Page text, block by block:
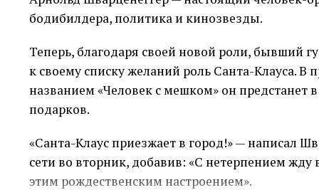
бодибилдера, политика и кинозвезды.
Теперь, благодаря своей новой роли, бывший
к своему списку желаний роль Санта-Клауса.
названием «Человек с мешком» он предстанет
подарков.
«Санта-Клаус приезжает в город!» — написал
сети во вторник, добавив: «С нетерпением
этим рождественским настроением».